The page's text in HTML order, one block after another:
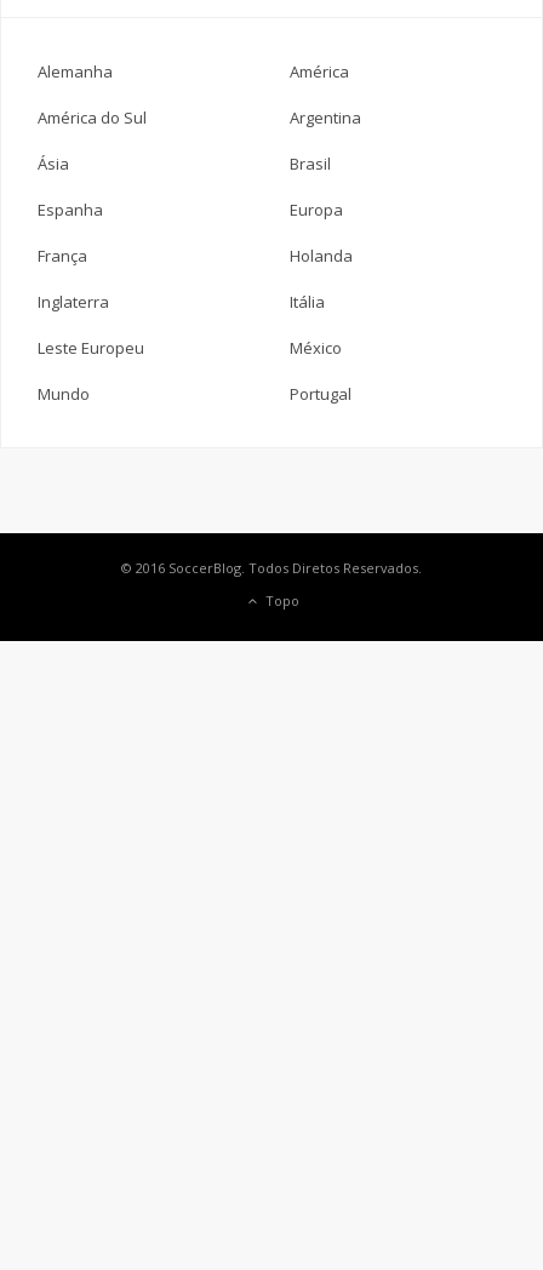
Alemanha América
América do Sul Argentina
Ásia Brasil
Espanha Europa
França Holanda
Inglaterra Itália
Leste Europeu México
Mundo Portugal
© 2016 SoccerBlog. Todos Diretos Reservados.
Topo